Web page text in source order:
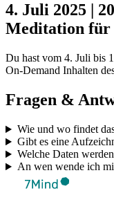
4. Juli 2025 |
Meditation für
Du hast vom 4. Juli bis
On-Demand Inhalten
Fragen &
Wie und wo findet
Gibt es eine
Welche Daten
An wen wende ich